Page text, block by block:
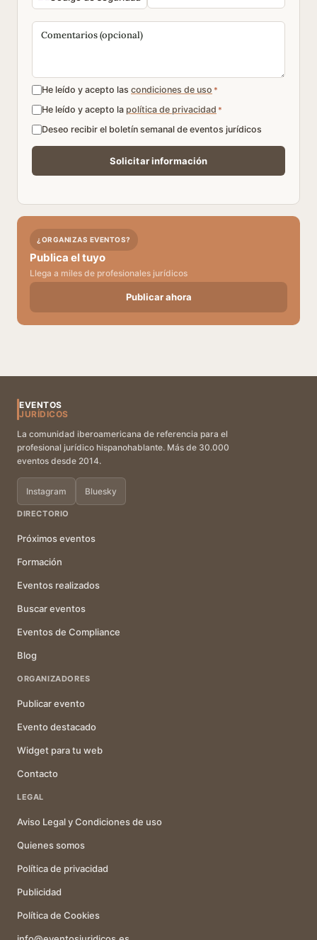
He leído y acepto las condiciones de uso *
He leído y acepto la política de privacidad *
Deseo recibir el boletín semanal de eventos jurídicos
¿ORGANIZAS EVENTOS?
Publica el tuyo
Llega a miles de profesionales jurídicos
Publicar ahora
EVENTOS
JURÍDICOS
La comunidad iberoamericana de referencia para el
profesional jurídico hispanohablante. Más de 30.000
eventos desde 2014.
Instagram Bluesky
DIRECTORIO
Próximos eventos
Formación
Eventos realizados
Buscar eventos
Eventos de Compliance
Blog
ORGANIZADORES
Publicar evento
Evento destacado
Widget para tu web
Contacto
LEGAL
Aviso Legal y Condiciones de uso
Quienes somos
Política de privacidad
Publicidad
Política de Cookies